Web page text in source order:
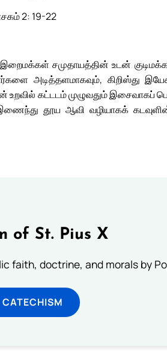
2: 19-22
சமுதாயத்தின் உடன்
அடித்தளமாகவும், கிறிஸ்து
உறவில் கட்டடம் முழுவதும் இசைவாகப்
தூய ஆவி வழியாகக்
of St. Pius X
faith, doctrine, and morals by
CATECHISM